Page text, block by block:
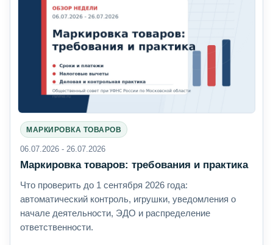
МАРКИРОВКА ТОВАРОВ
06.07.2026 - 26.07.2026
Маркировка товаров: требования и практика
Что проверить до 1 сентября 2026 года:
автоматический контроль, игрушки, уведомления о
начале деятельности, ЭДО и распределение
ответственности.